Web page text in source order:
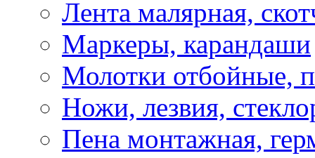
Лента малярная,
Маркеры, карандаши
Молотки отбойные,
Ножи, лезвия,
Пена монтажная,